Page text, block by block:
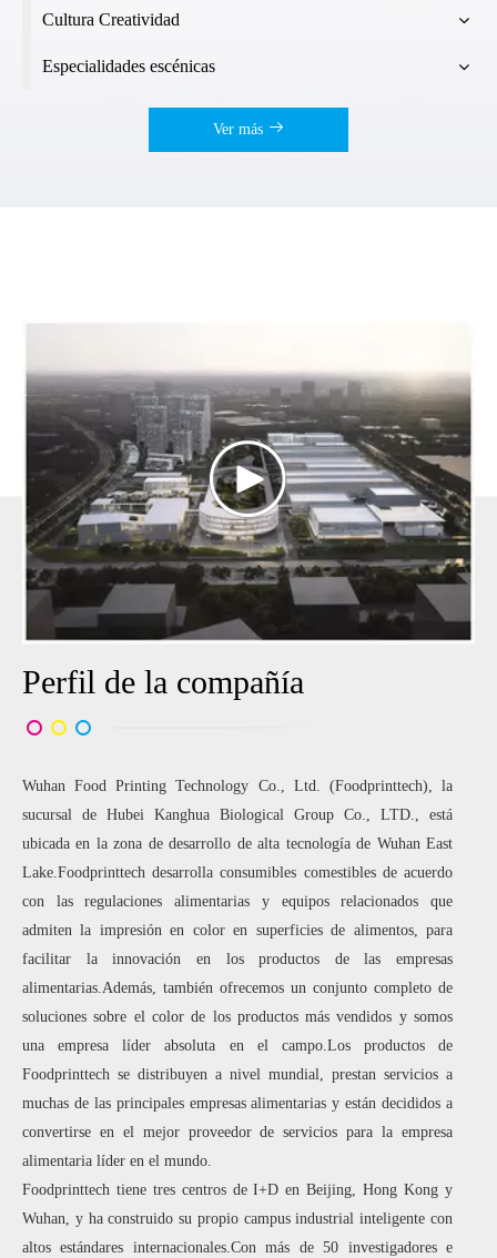
Cultura Creatividad
Especialidades escénicas
Ver más
Perfil de la compañía
Wuhan Food Printing Technology Co., Ltd. (Foodprinttech), la
sucursal de Hubei Kanghua Biological Group Co., LTD., está
ubicada en la zona de desarrollo de alta tecnología de Wuhan East
Lake.Foodprinttech desarrolla consumibles comestibles de acuerdo
con las regulaciones alimentarias y equipos relacionados que
admiten la impresión en color en superficies de alimentos, para
facilitar la innovación en los productos de las empresas
alimentarias.Además, también ofrecemos un conjunto completo de
soluciones sobre el color de los productos más vendidos y somos
una empresa líder absoluta en el campo.Los productos de
Foodprinttech se distribuyen a nivel mundial, prestan servicios a
muchas de las principales empresas alimentarias y están decididos a
convertirse en el mejor proveedor de servicios para la empresa
alimentaria líder en el mundo.
Foodprinttech tiene tres centros de I+D en Beijing, Hong Kong y
Wuhan, y ha construido su propio campus industrial inteligente con
altos estándares internacionales.Con más de 50 investigadores e